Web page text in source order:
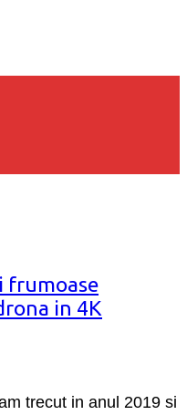
frumoase
in 4K
trecut in anul 2019 si